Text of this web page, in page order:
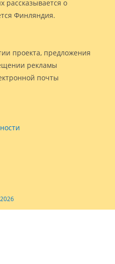
рассказывается о
Финляндия.
проекта, предложения
рекламы
почты